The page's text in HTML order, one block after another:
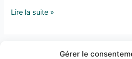
Gérer le
Lire la suite »